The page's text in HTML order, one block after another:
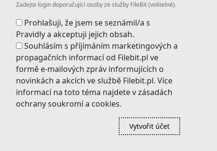
Zadejte login doporučující osoby ze služby FileBit (volitelné).
Prohlašuji, že jsem se seznámil/a s
Pravidly a akceptuji jejich obsah.
Souhlásím s příjímáním marketingových a
propagačních informací od Filebit.pl ve
formě e-mailových zpráv informujících o
novinkách a akcích ve službě Filebit.pl. Více
informací na toto téma najdete v zásadách
ochrany soukromí a cookies.